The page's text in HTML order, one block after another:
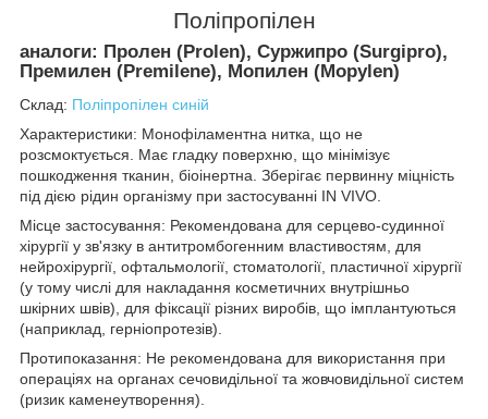
Поліпропілен
аналоги: Пролен (Prolen), Суржипро (Surgipro),
Премилен (Premilene), Мопилен (Mopylen)
Склад: Поліпропілен синій
Характеристики: Монофіламентна нитка, що не
розсмоктується. Має гладку поверхню, що мінімізує
пошкодження тканин, біоінертна. Зберігає первинну міцність
під дією рідин організму при застосуванні IN VIVO.
Місце застосування: Рекомендована для серцево-судинної
хірургії у зв'язку в антитромбогенним властивостям, для
нейрохірургії, офтальмології, стоматології, пластичної хірургії
(у тому числі для накладання косметичних внутрішньо
шкірних швів), для фіксації різних виробів, що імплантуються
(наприклад, герніопротезів).
Протипоказання: Не рекомендована для використання при
операціях на органах сечовидільної та жовчовидільної систем
(ризик каменеутворення).